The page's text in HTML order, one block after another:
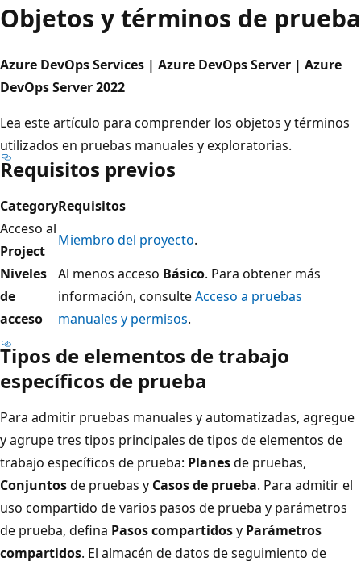
Objetos y términos de prueba
Azure DevOps Services | Azure DevOps Server | Azure
DevOps Server 2022
Lea este artículo para comprender los objetos y términos
utilizados en pruebas manuales y exploratorias.
Requisitos previos
CategoryRequisitos
Acceso al
Project
Miembro del proyecto.
Niveles
de
acceso
Al menos acceso Básico. Para obtener más
información, consulteAcceso a pruebas
manuales y permisos.
Tipos de elementos de trabajo
específicos de prueba
Para admitir pruebas manuales y automatizadas, agregue
y agrupe tres tipos principales de tipos de elementos de
trabajo específicos de prueba: Planesde pruebas,
Conjuntosde pruebas y Casos de prueba. Para admitir el
uso compartido de varios pasos de prueba y parámetros
de prueba, defina Pasos compartidosy Parámetros
compartidos. El almacén de datos de seguimiento de